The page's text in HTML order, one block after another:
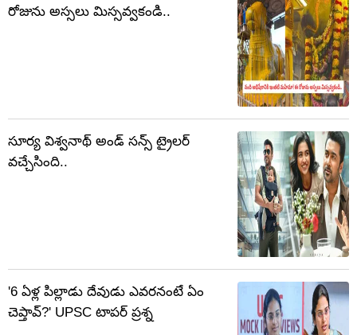
రోజును అస్సలు మిస్సవ్వకండి..
సూర్య విశ్వనాథ్ అండ్ సన్స్ ట్రైలర్
వచ్చేసింది..
'6 ఏళ్ల పిల్లాడు దేవుడు ఎవరనంటే ఏం
చెప్తావ్‌?' UPSC టాపర్ ప్రశ్న